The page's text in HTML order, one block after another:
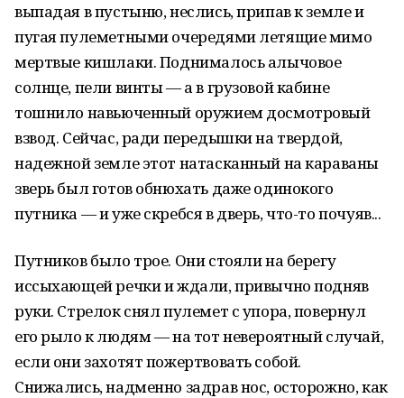
выпадая в пустыню, неслись, припав к земле и
пугая пулеметными очередями летящие мимо
мертвые кишлаки. Поднималось алычовое
солнце, пели винты — а в грузовой кабине
тошнило навьюченный оружием досмотровый
взвод. Сейчас, ради передышки на твердой,
надежной земле этот натасканный на караваны
зверь был готов обнюхать даже одинокого
путника — и уже скребся в дверь, что-то почуяв...
Путников было трое. Они стояли на берегу
иссыхающей речки и ждали, привычно подняв
руки. Стрелок снял пулемет с упора, повернул
его рыло к людям — на тот невероятный случай,
если они захотят пожертвовать собой.
Снижались, надменно задрав нос, осторожно, как